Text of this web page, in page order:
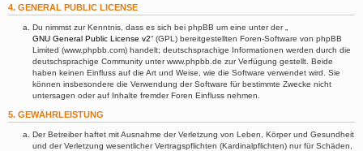
4. GENERAL PUBLIC LICENSE
Du nimmst zur Kenntnis, dass es sich bei phpBB um eine unter der „
GNU General Public License v2“ (GPL) bereitgestellten Foren-Software von phpBB
Limited (www.phpbb.com) handelt; deutschsprachige Informationen werden durch die
deutschsprachige Community unter www.phpbb.de zur Verfügung gestellt. Beide
haben keinen Einfluss auf die Art und Weise, wie die Software verwendet wird. Sie
können insbesondere die Verwendung der Software für bestimmte Zwecke nicht
untersagen oder auf Inhalte fremder Foren Einfluss nehmen.
5. GEWÄHRLEISTUNG
Der Betreiber haftet mit Ausnahme der Verletzung von Leben, Körper und Gesundheit
und der Verletzung wesentlicher Vertragspflichten (Kardinalpflichten) nur für Schäden,